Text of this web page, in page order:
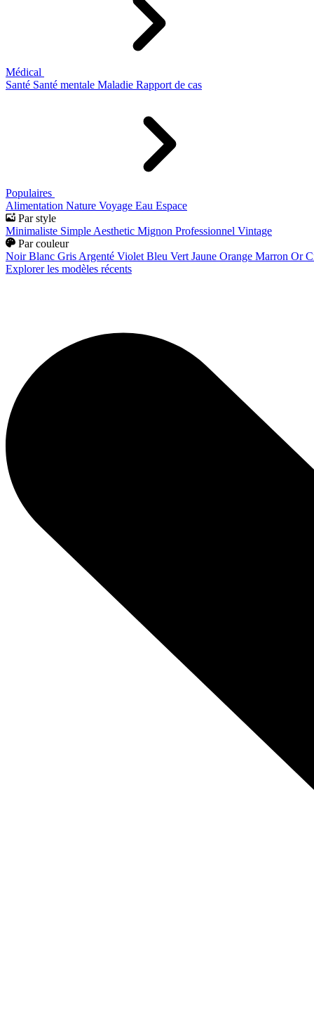
Médical
Santé Santé mentale Maladie Rapport de cas
Populaires
Alimentation Nature Voyage Eau Espace
Par style
Minimaliste Simple Aesthetic Mignon Professionnel Vintage
Par couleur
Noir Blanc Gris Argenté Violet Bleu Vert Jaune Orange Marron Or
Explorer les modèles récents